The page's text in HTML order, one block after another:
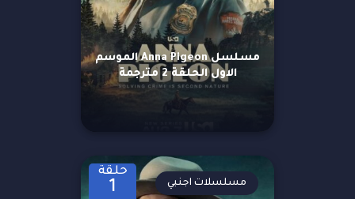
مسلسل Anna Pigeon الموسم
الاول الحلقة 2 مترجمة
حلقة
1 مسلسلات اجنبي